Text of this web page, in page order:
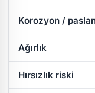
Korozyon /
Ağırlık
Hırsızlık riski